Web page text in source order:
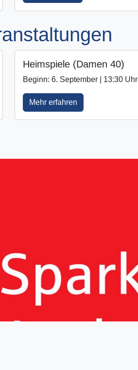
Heimspiele (Damen 40)
Beginn: 6. September | 13:30 Uhr
Mehr erfahren